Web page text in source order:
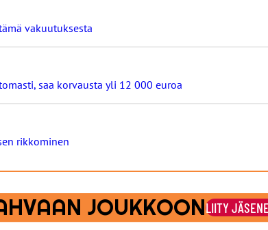
vakuutuksesta
saa korvausta yli 12 000 euroa
rikkominen
JOUKKOONLIITY